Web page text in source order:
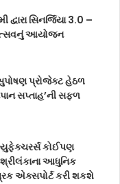
સિનર્જિયા 3.0 –
આયોજન
પ્રોજેક્ટ હેઠળ
સપ્તાહ’ની સફળ
કોઈપણ
આધુનિક
એક્સપોર્ટ કરી શકશે